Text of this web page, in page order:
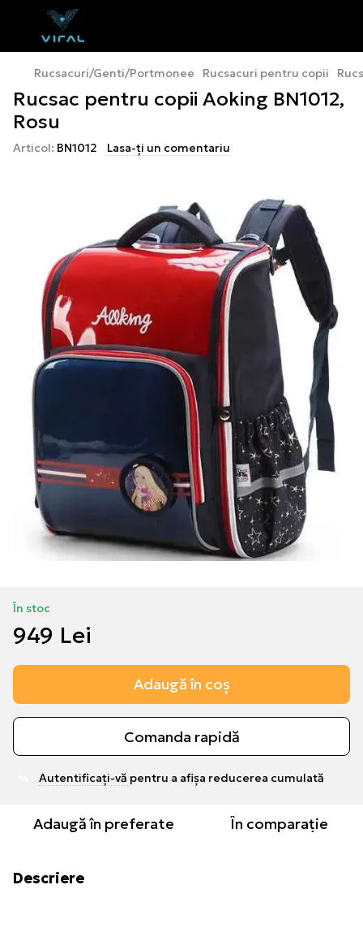
Rucsacuri/Genti/Portmonee Rucsacuri pentru copii
Rucsac pentru copii Aoking BN1012,
Rosu
Articol: BN1012 Lasa-ți un comentariu
În stoc
949 Lei
Adaugă în coș
Comanda rapidă
Autentificați-vă pentru a afișa reducerea cumulată
Adaugă în preferate În comparație
Descriere